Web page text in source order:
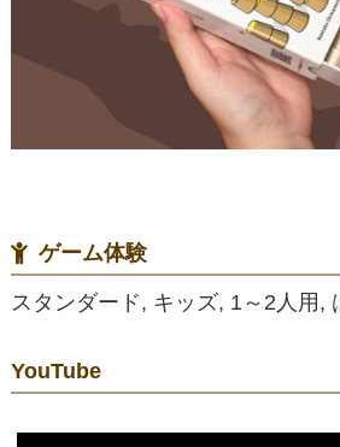
ゲーム体験
スタンダード, キッズ, 1～2人用,
YouTube